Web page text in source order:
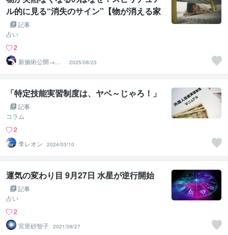
ル的に見る“消失のサイン”【物が消える家
に共通する5つの特徴】
記事
占い
2
新施術公開→≪
相手意識強制変
化≫◆星桜龍
2025/08/23
「特定技能実習制度は、ヤベ～じゃろ！」
記事
コラム
2
李レオン
2024/03/10
運気の変わり目 9月27日 水星が逆行開始
記事
占い
2
宮里砂智子 2021/09/27